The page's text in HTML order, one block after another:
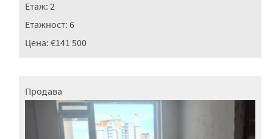
Етаж: 2
Етажност: 6
Цена: €141 500
Продава